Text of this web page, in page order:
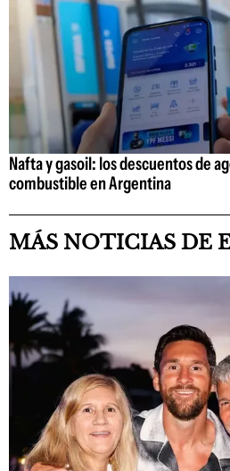
Nafta y gasoil: los descuentos de
combustible en Argentina
MÁS NOTICIAS DE